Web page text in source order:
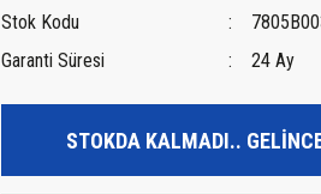
Stok Kodu
Garanti Süresi
24 Ay
STOKDA KALMADI..